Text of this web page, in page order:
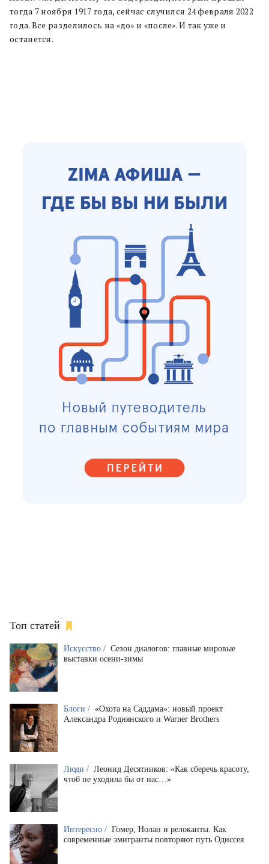
тогда 7 ноября 1917 года, сейчас случился 24 февраля 2022
года. Все разделилось на «до» и «после». И так уже и
останется.
Топ статей
Искусство / Сезон диалогов: главные мировые
выставки осени-зимы
Блоги / «Охота на Саддама»: новый проект
Александра Роднянского и Warner Brothers
Люди / Леонид Десятников: «Как сберечь красоту,
чтоб не уходила бы от нас…»
Интересно / Гомер, Нолан и релоканты. Как
современные эмигранты повторяют путь Одиссея